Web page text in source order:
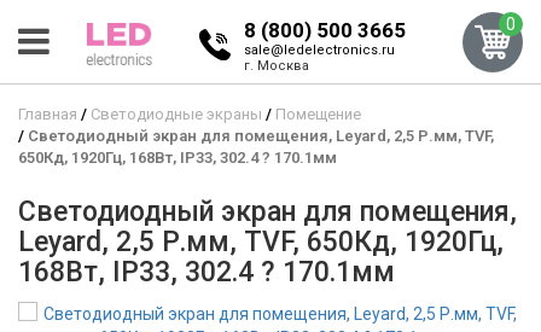
8 (800) 500 3665
sale@ledelectronics.ru
г. Москва
0
Главная Светодиодные экраны
Помещение
Светодиодный экран для помещения, Leyard, 2,5 Р.мм, TVF,
650Кд, 1920Гц, 168Вт, IP33, 302.4 ? 170.1мм
Светодиодный экран для помещения,
Leyard, 2,5 Р.мм, TVF, 650Кд, 1920Гц,
168Вт, IP33, 302.4 ? 170.1мм